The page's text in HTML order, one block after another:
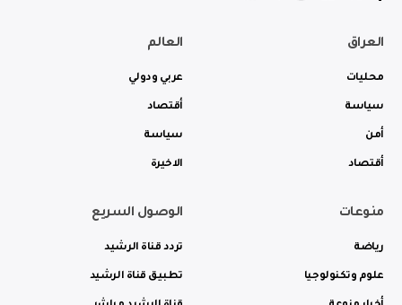
العراق
محليات
سياسة
أمن
أقتصاد
العالم
عربي ودولي
أقتصاد
سياسة
الاخيرة
منوعات
رياضة
علوم وتكنولوجيا
الوصول السريع
تردد قناة الرشيد
تطبيق قناة الرشيد